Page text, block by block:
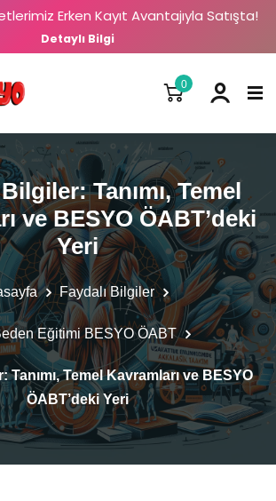
Erken Kayıt Avantajıyla Satışta!
Detaylı Bilgi
0
Tanımı, Temel
ve BESYO ÖABT’deki
Yeri
Faydalı Bilgiler
Eğitimi BESYO ÖABT
Tanımı, Temel Kavramları ve BESYO
ÖABT’deki Yeri